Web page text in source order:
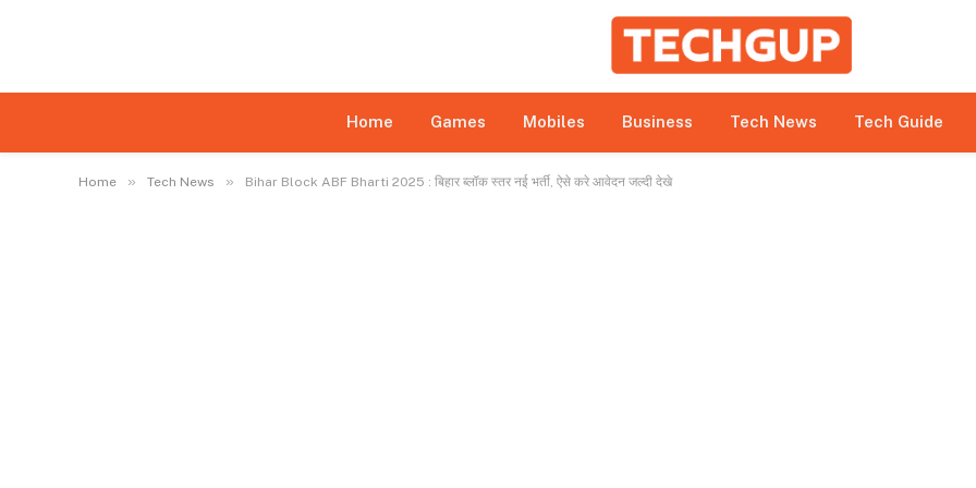
Home Games Mobiles Business Tech News Tech Guide
Home » Tech News » Bihar Block ABF Bharti 2025 : बिहार ब्लॉक स्तर नई भर्ती, ऐसे करे आवेदन जल्दी देखे
This website may feature content submitted under paid authorship arrangements. While all
daily monitoring of all content is not ensured. The site owner expressly disclaims any promotion or
limited to betting, gambling, casino, and CBD-related activities.